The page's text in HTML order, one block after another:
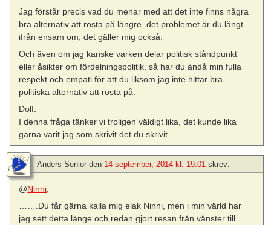
Jag förstår precis vad du menar med att det inte finns några
bra alternativ att rösta på längre, det problemet är du långt
ifrån ensam om, det gäller mig också.
Och även om jag kanske varken delar politisk ståndpunkt
eller åsikter om fördelningspolitik, så har du ändå min fulla
respekt och empati för att du liksom jag inte hittar bra
politiska alternativ att rösta på.
Dolf:
I denna fråga tänker vi troligen väldigt lika, det kunde lika
gärna varit jag som skrivit det du skrivit.
Anders Senior den 14 september, 2014 kl. 19:01 skrev:
@Ninni:
…….Du får gärna kalla mig elak Ninni, men i min värld har
jag sett detta länge och redan gjort resan från vänster till